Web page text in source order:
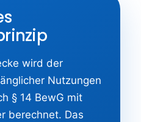
wird der
Nutzungen
§ 14 BewG mit
berechnet. Das